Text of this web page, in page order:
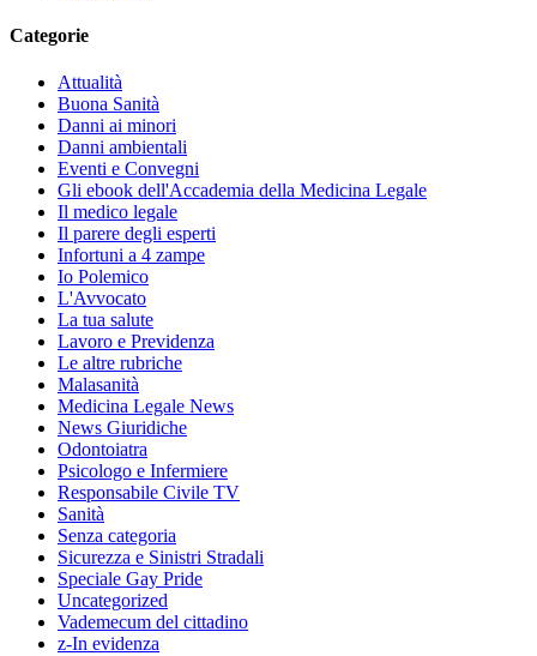
Categorie
Attualità
Buona Sanità
Danni ai minori
Danni ambientali
Eventi e Convegni
Gli ebook dell'Accademia della Medicina Legale
Il medico legale
Il parere degli esperti
Infortuni a 4 zampe
Io Polemico
L'Avvocato
La tua salute
Lavoro e Previdenza
Le altre rubriche
Malasanità
Medicina Legale News
News Giuridiche
Odontoiatra
Psicologo e Infermiere
Responsabile Civile TV
Sanità
Senza categoria
Sicurezza e Sinistri Stradali
Speciale Gay Pride
Uncategorized
Vademecum del cittadino
z-In evidenza